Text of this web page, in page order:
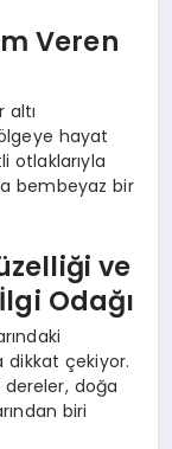
Veren
altı
hayat
otlaklarıyla
bembeyaz bir
ve
Odağı
dikkat çekiyor.
dereler, doğa
biri